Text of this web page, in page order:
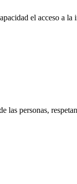
el acceso a
personas,